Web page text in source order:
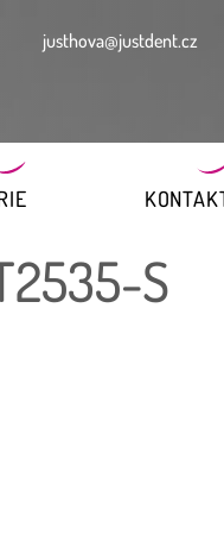
justhova@justdent.cz
S